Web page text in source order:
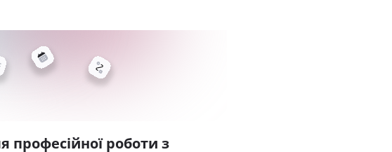
професійної роботи з